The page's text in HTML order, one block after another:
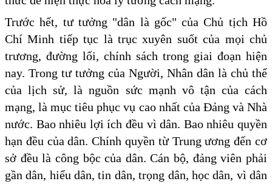
Trước hết, tư tưởng "dân là gốc" của Chủ tịch Hồ
Chí Minh tiếp tục là trục xuyên suốt của mọi chủ
trương, đường lối, chính sách trong giai đoạn hiện
nay. Trong tư tưởng của Người, Nhân dân là chủ thể
của lịch sử, là nguồn sức mạnh vô tận của cách
mạng, là mục tiêu phục vụ cao nhất của Đảng và Nhà
nước. Bao nhiêu lợi ích đều vì dân. Bao nhiêu quyền
hạn đều của dân. Chính quyền từ Trung ương đến cơ
sở đều là công bộc của dân. Cán bộ, đảng viên phải
gần dân, hiểu dân, tin dân, trọng dân, học dân, vì dân